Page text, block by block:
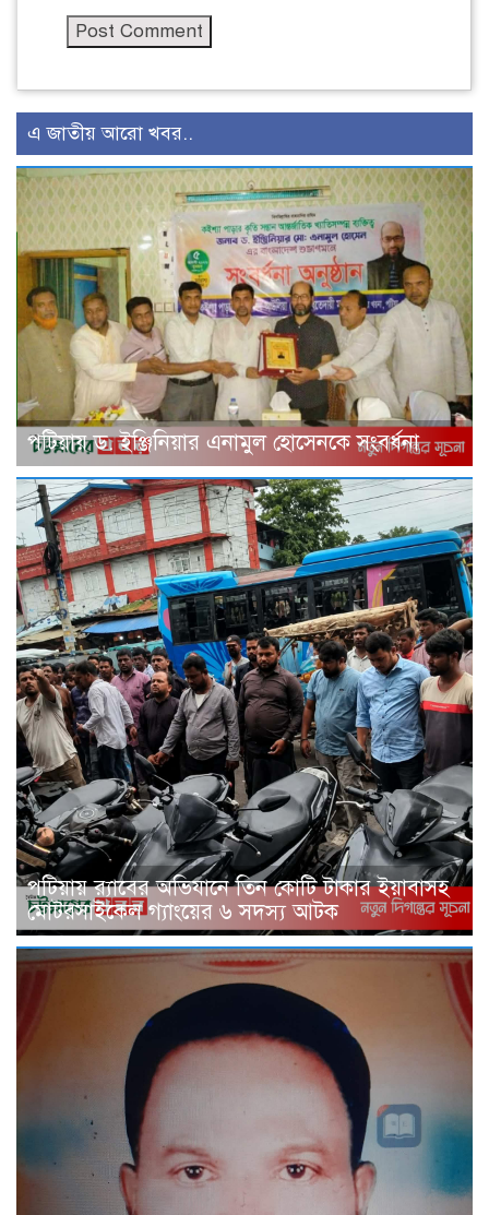
এ জাতীয় আরো খবর..
পটিয়ায় ড. ইঞ্জিনিয়ার এনামুল হোসেনকে সংবর্ধনা
পটিয়ায় র‍্যাবের অভিযানে তিন কোটি টাকার ইয়াবাসহ
মোটরসাইকেল গ্যাংয়ের ৬ সদস্য আটক